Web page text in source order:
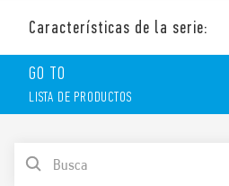
Características de la serie:
Zócalo tipo 94.03 con bornes de
carril de 35 mm (EN 60715).
GO TO
LISTA DE PRODUCTOS
LISTA DE PRODUCTOS